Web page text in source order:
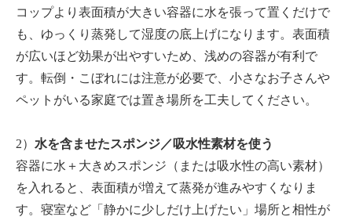
コップより表面積が大きい容器に水を張って置くだけで
も、ゆっくり蒸発して湿度の底上げになります。表面積
が広いほど効果が出やすいため、浅めの容器が有利で
す。転倒・こぼれには注意が必要で、小さなお子さんや
ペットがいる家庭では置き場所を工夫してください。
2） 水を含ませたスポンジ／吸水性素材を使う
容器に水＋大きめスポンジ（または吸水性の高い素材）
を入れると、表面積が増えて蒸発が進みやすくなりま
す。寝室など「静かに少しだけ上げたい」場所と相性が